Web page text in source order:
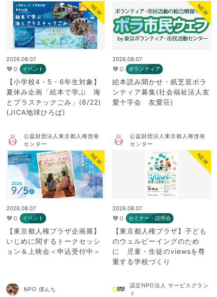
NEW
2026.08.07
0 イベント
【小学校4・5・6年生対象】
夏休み企画「絵本で学ぶ 海
とプラスチックごみ」(8/22)
(JICA地球ひろば)
NEW
2026.08.07
0 ボランティア
絵本読み聞かせ・紙芝居ボラ
ンティア募集(社会福祉法人友
愛十字会 友愛荘)
公益財団法人東京都人権啓発
センター
NEW
2026.08.07
0 イベント
【東京都人権プラザ企画展】
いじめに関するトークセッシ
ョン＆上映会＜申込受付中＞
公益財団法人東京都人権啓発
センター
NEW
2026.08.07
0 セミナー・説明会
【東京都人権プラザ】子ども
のウェルビーイングのため
に 児童・生徒のviewsを尊
重する学校づくり
NPO 僕んち
認定NPO法人 サービスグラン
ト